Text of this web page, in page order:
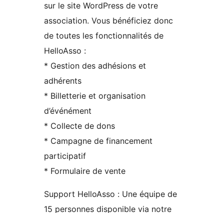
sur le site WordPress de votre
association. Vous bénéficiez donc
de toutes les fonctionnalités de
HelloAsso :
* Gestion des adhésions et
adhérents
* Billetterie et organisation
d’événément
* Collecte de dons
* Campagne de financement
participatif
* Formulaire de vente
Support HelloAsso : Une équipe de
15 personnes disponible via notre